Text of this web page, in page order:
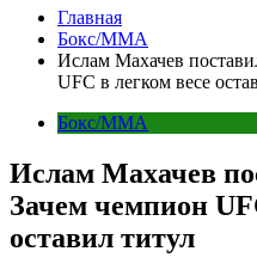
Главная
Бокс/MMA
Ислам Махачев
UFC в легком весе
Бокс/MMA
Ислам Махачев
Зачем чемпион
оставил титул